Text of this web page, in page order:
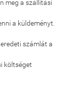
meg a szállítási
a küldeményt.
számlát a
költséget